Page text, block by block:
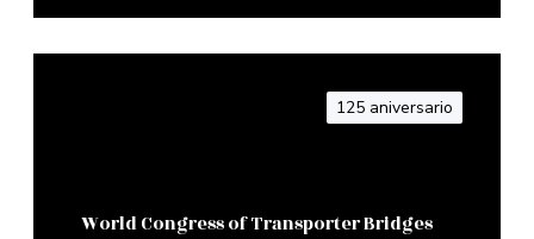
125 aniversario
World Congress of Transporter Bridges